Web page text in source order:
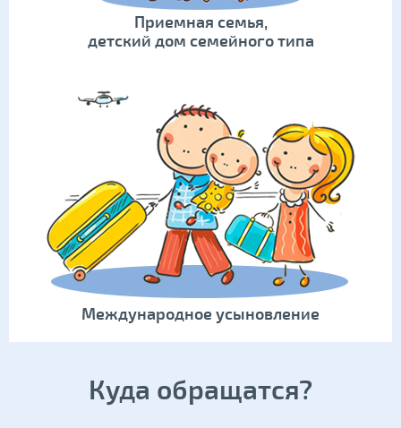
Приемная семья,
детский дом семейного типа
Международное усыновление
Куда обращатся?